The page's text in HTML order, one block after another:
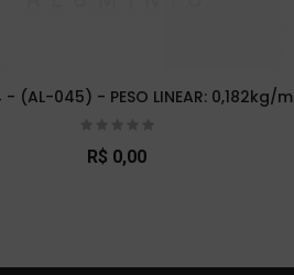
- (AL-045) - PESO LINEAR: 0,182kg/m
R$ 0,00